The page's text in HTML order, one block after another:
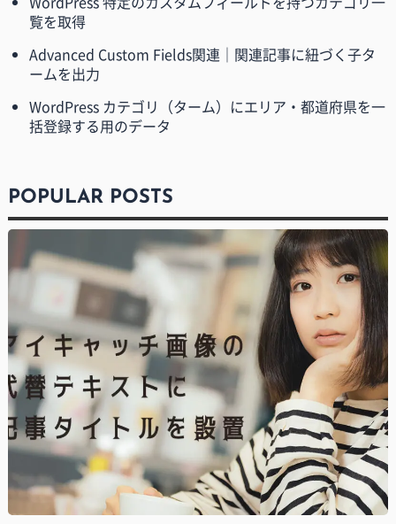
覧を取得
Advanced Custom Fields関連｜関連記事に紐づく子タ
ームを出力
WordPress カテゴリ（ターム）にエリア・都道府県を一
括登録する用のデータ
POPULAR POSTS